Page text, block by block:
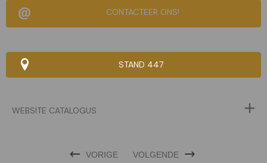
CONTACTEER ONS!
STAND 447
WEBSITE CATALOGUS
VORIGE VOLGENDE